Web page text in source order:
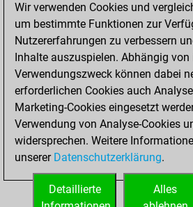
BeautyScore of 7
achieved a new
of 1587
Mittwoch,
Dezember 16,
2020
You created
your Fritz account
Wir verwenden Cookies und
um bestimmte Funktionen zur
Nutzererfahrungen zu verbessern
Inhalte auszuspielen. Abhängig von
Verwendungszweck können dabei
erforderlichen Cookies auch
Marketing-Cookies eingesetzt
Verwendung von Analyse-Cookies
widersprechen. Weitere
unserer Datenschutzerklärung.
Alles
Detaillierte